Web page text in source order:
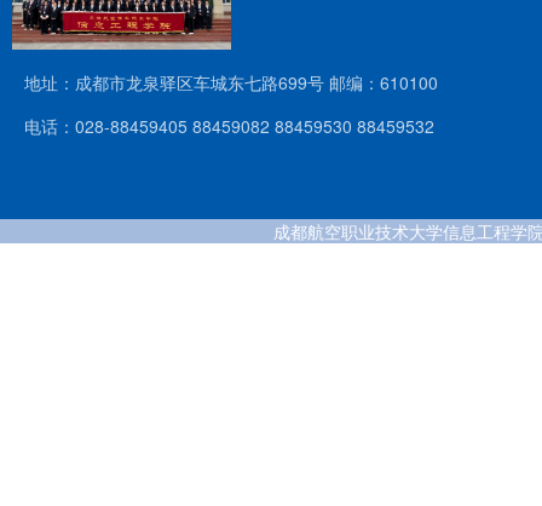
地址：成都市龙泉驿区车城东七路699号 邮编：610100
电话：028-88459405 88459082 88459530 88459532
成都航空职业技术大学信息工程